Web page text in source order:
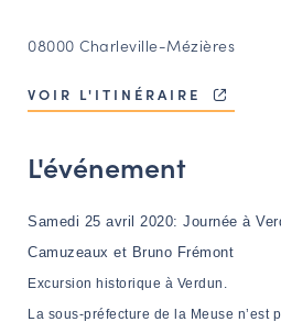
BOURSE D’ÉCHANGE
CARTES DES NAUDIN
Espace
NAVIGATION FILTRÉE
08000 Charleville-Mézières
VOIR L'ITINÉRAIRE
L'événement
Samedi 25 avril 2020: Journée à
Camuzeaux et Bruno Frémont
Excursion historique à Verdun.
La sous-préfecture de la Meuse n’est